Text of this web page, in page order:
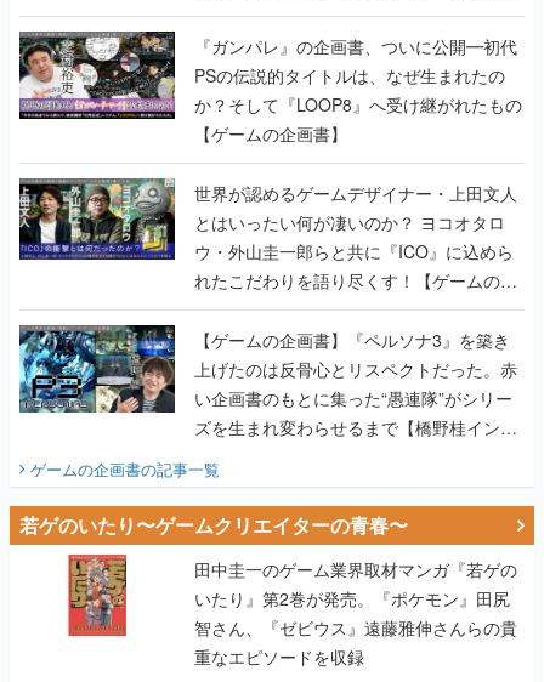
書】
『ガンパレ』の企画書、ついに公開━初代
PSの伝説的タイトルは、なぜ生まれたの
か？そして『LOOP8』へ受け継がれたもの
【ゲームの企画書】
世界が認めるゲームデザイナー・上田文人
とはいったい何が凄いのか？ ヨコオタロ
ウ・外山圭一郎らと共に『ICO』に込めら
れたこだわりを語り尽くす！【ゲームの企
画書】
【ゲームの企画書】『ペルソナ3』を築き
上げたのは反骨心とリスペクトだった。赤
い企画書のもとに集った“愚連隊”がシリー
ズを生まれ変わらせるまで【橋野桂インタ
ゲームの企画書の記事一覧
若ゲのいたり〜ゲームクリエイターの青春〜
田中圭一のゲーム業界取材マンガ『若ゲの
いたり』第2巻が発売。『ポケモン』田尻
智さん、『ゼビウス』遠藤雅伸さんらの貴
重なエピソードを収録